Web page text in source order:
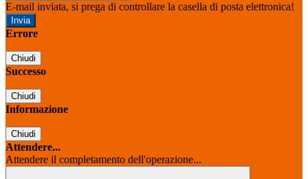
E-mail inviata, si prega di controllare la casella di posta elettronica!
Errore
Chiudi
Successo
Chiudi
Informazione
Chiudi
Attendere...
Attendere il completamento dell'operazione...